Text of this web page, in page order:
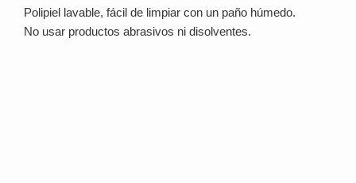
Polipiel lavable, fácil de limpiar con un paño húmedo.
No usar productos abrasivos ni disolventes.